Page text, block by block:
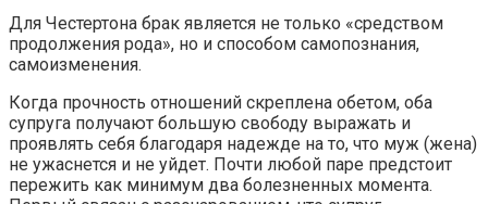
Для Честертона брак является не только «средством
продолжения рода», но и способом самопознания,
самоизменения.
Когда прочность отношений скреплена обетом, оба
супруга получают большую свободу выражать и
проявлять себя благодаря надежде на то, что муж (жена)
не ужаснется и не уйдет. Почти любой паре предстоит
пережить как минимум два болезненных момента.